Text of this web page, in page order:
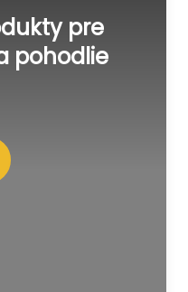
pre
pohodlie